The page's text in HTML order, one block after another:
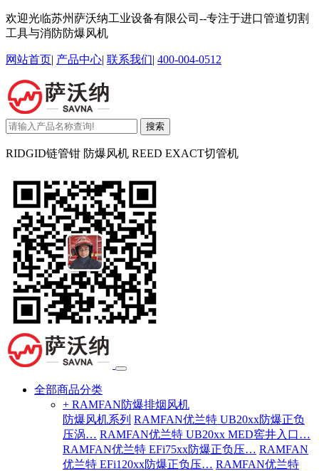
欢迎光临苏州萨沃纳工业设备有限公司--专注于进口管道切割
工具与消防防爆风机
网站首页| 产品中心| 联系我们| 400-004-0512
搜索
RIDGID链管钳 防爆风机 REED EXACT切管机
全部商品分类
+ RAMFAN防爆排烟风机
防爆风机系列 RAMFAN优兰特 UB20xx防爆正负
压涡… RAMFAN优兰特 UB20xx MED窖井入口…
RAMFAN优兰特 EFi75xx防爆正负压… RAMFAN
优兰特 EFi120xx防爆正负压… RAMFAN优兰特